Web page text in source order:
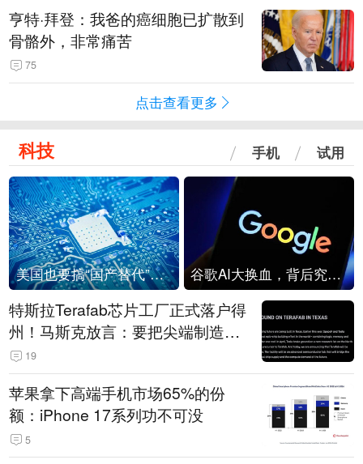
亨特·拜登：我爸的癌细胞已扩散到
骨骼外，非常痛苦
75
点击查看更多
科技 手机 试用
美国也要搞“国产替代”？先算清三笔账 谷歌AI大换血，背后究竟发生了什么？
特斯拉Terafab芯片工厂正式落户得
州！马斯克放言：要把尖端制造带
回美国
19
苹果拿下高端手机市场65%的份
额：iPhone 17系列功不可没
5